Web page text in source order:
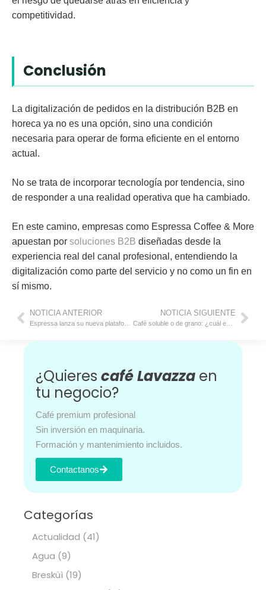
competitividad.
Conclusión
La digitalización de pedidos en la distribución B2B en
horeca ya no es una opción, sino una condición
necesaria para operar de forma eficiente en el entorno
actual.
No se trata de incorporar tecnología por tendencia, sino
de responder a una realidad operativa que ha cambiado.
En este camino, empresas como Espressa Coffee & More
apuestan por soluciones B2B diseñadas desde la
experiencia real del canal profesional, entendiendo la
digitalización como parte del servicio y no como un fin en
sí mismo.
NOTICIA ANTERIOR NOTICIA SIGUIENTE
Café soluble o de grano: ¿cuál es mejor y cuál elegir según tus hábitos?
¿Quieres café Lavazza en
tu negocio?
Café premium profesional
Sin inversión en maquinaria.
Formación y mantenimiento incluidos.
Contactanos
Categorías
Actualidad (41)
Agua (9)
Bresküì (19)